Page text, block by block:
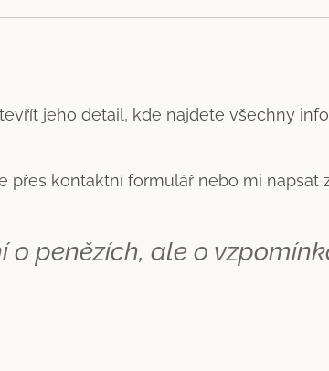
jeho detail, kde najdete všechny
přes kontaktní formulář nebo mi napsat
o penězích, ale o